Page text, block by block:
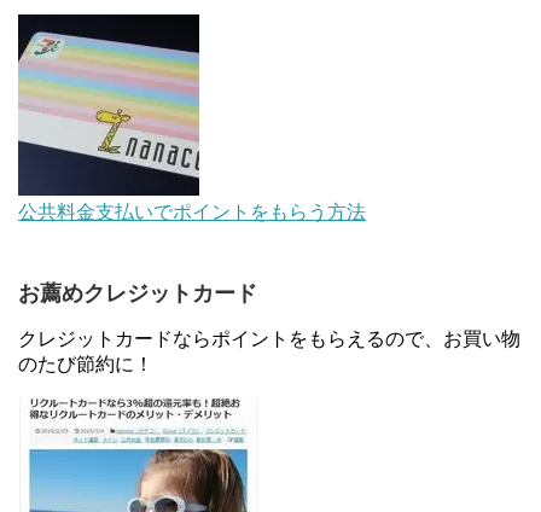
ントキャンペーン！～6/1
【解決】マリオットボンヴォイにログインできな
い、パスワード変更不可の原因はコレでした。
au Pay等に等価交換できる「えらべるギフト」がフ
ァミリマートとミニストップで登場！WAON1%還
JCBカードWでApple Pay追加時のナビダイヤル
0570を回避する方法
住信SBIネット銀行のデビットカードPoint＋で最大
2%還元！V NEOバンクデビットとどっちが良い？
条件などまとめ
公共料金支払いでポイントをもらう方法
お薦めクレジットカード
クレジットカードならポイントをもらえるので、お買い物
のたび節約に！